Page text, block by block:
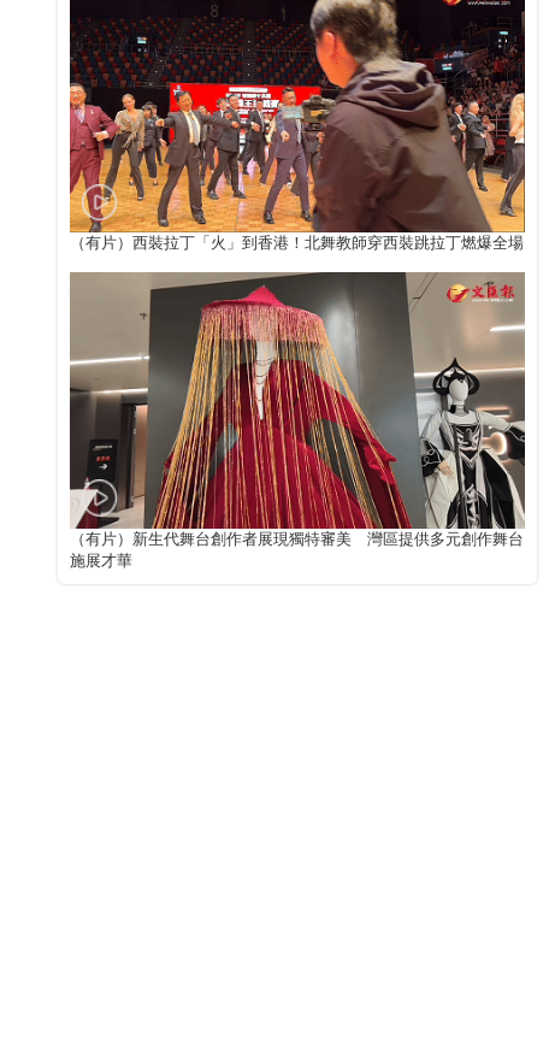
（有片）西裝拉丁「火」到香港！北舞教師穿西裝跳拉丁燃爆全場
（有片）新生代舞台創作者展現獨特審美 灣區提供多元創作舞台
施展才華